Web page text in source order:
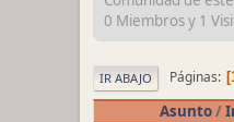
0 Miembros y 1
IR ABAJO Páginas
Asunto/